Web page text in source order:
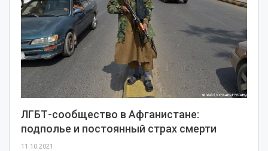
ЛГБТ-сообщество в Афганистане:
подполье и постоянный страх смерти
11.10.2021